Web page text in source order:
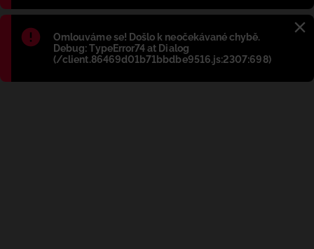
Błąd:
Omlouváme se! Došlo k neočekávané chybě.
Debug: TypeError74 at Dialog
(/client.86469d01b71bbdbe9516.js:2307:698)